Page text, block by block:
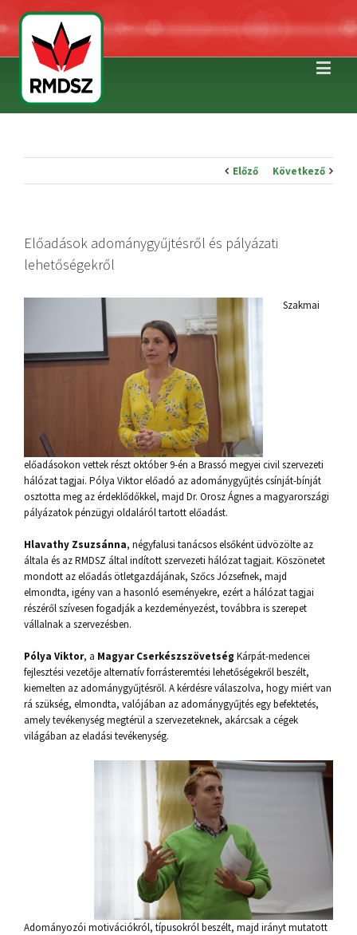
Előző Következő
Előadások adománygyűjtésről és pályázati
lehetőségekről
Szakmai
előadásokon vettek részt október 9-én a Brassó megyei civil szervezeti
hálózat tagjai. Pólya Viktor előadó az adománygyűjtés csínját-bínját
osztotta meg az érdeklődőkkel, majd Dr. Orosz Ágnes a magyarországi
pályázatok pénzügyi oldaláról tartott előadást.
Hlavathy Zsuzsánna, négyfalusi tanácsos elsőként üdvözölte az
általa és az RMDSZ által indított szervezeti hálózat tagjait. Köszönetet
mondott az előadás ötletgazdájának, Szőcs Józsefnek, majd
elmondta, igény van a hasonló eseményekre, ezért a hálózat tagjai
részéről szívesen fogadják a kezdeményezést, továbbra is szerepet
vállalnak a szervezésben.
Pólya Viktor, a Magyar Cserkészszövetség Kárpát-medencei
fejlesztési vezetője alternatív forrásteremtési lehetőségekről beszélt,
kiemelten az adománygyűjtésről. A kérdésre válaszolva, hogy miért van
rá szükség, elmondta, valójában az adománygyűjtés egy befektetés,
amely tevékenység megtérül a szervezeteknek, akárcsak a cégek
világában az eladási tevékenység.
Adományozói motivációkról, típusokról beszélt, majd irányt mutatott